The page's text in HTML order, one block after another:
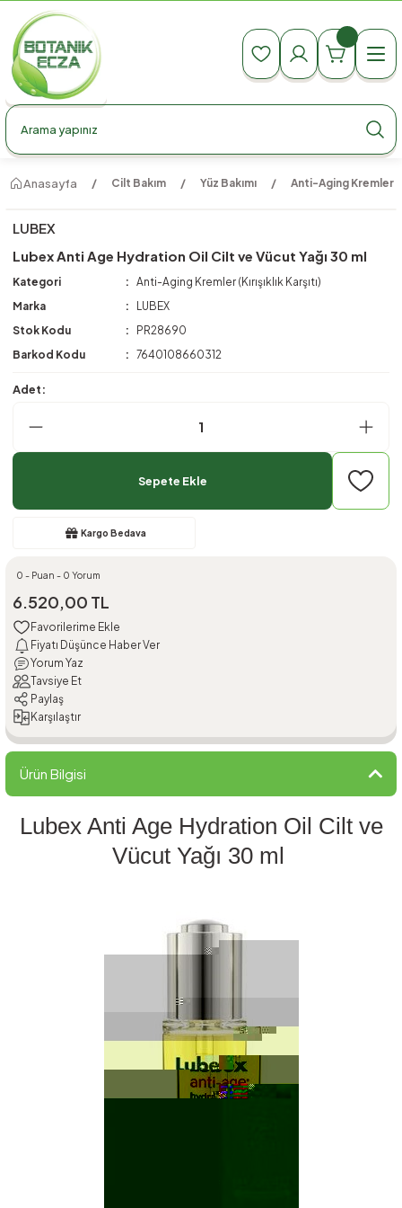
990 TL Üzeri Ücretsiz Kargo
990 TL Üzeri Ücretsiz Kargo
Anasayfa Cilt Bakım Yüz Bakımı Anti-Aging Kremler
LUBEX
Lubex Anti Age Hydration Oil Cilt ve Vücut Yağı 30 ml
Kategori
Anti-Aging Kremler (Kırışıklık Karşıtı)
Marka
LUBEX
Stok Kodu
PR28690
Barkod Kodu
7640108660312
Adet:
Sepete Ekle
Kargo Bedava
0 - Puan - 0 Yorum
6.520,00 TL
Fiyatı Düşünce Haber Ver
Yorum Yaz
Tavsiye Et
Paylaş
Karşılaştır
Ürün Bilgisi
Lubex Anti Age Hydration Oil Cilt ve
Vücut Yağı 30 ml